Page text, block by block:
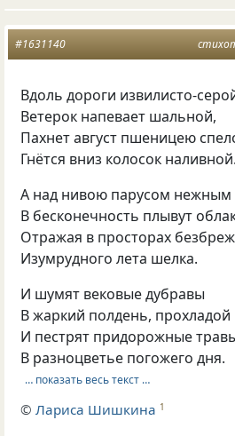
#1631140
Вдоль дороги извилисто-
Ветерок напевает шальной,
Пахнет август пшеницею
Гнётся вниз колосок наливной.
А над нивою парусом нежным
В бесконечность плывут
Отражая в просторах
Изумрудного лета шелка.
И шумят вековые дубравы
В жаркий полдень, прохладой
И пестрят придорожные
В разноцветье погожего дня.
… показать весь текст …
©Лариса Шишкина 1